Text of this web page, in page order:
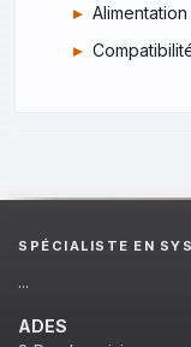
SPÉCIALISTE EN
...
ADES